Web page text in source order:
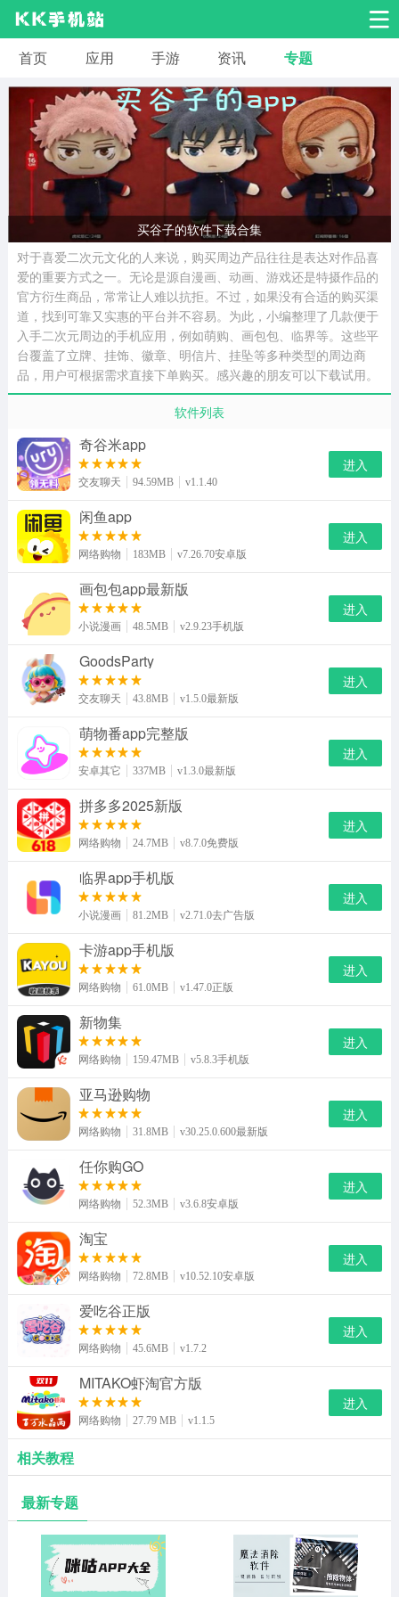
安卓应用 安卓游戏
系统工具 交友聊天 影音播放
小说漫画 学习教育 效率办公
拍摄美化 生活服务 浏览下载
运动健身 地图导航 网络购物
金融理财 新闻资讯 游戏辅助
安卓其它
首页 应用 手游 资讯 专题
买谷子的软件下载合集
对于喜爱二次元文化的人来说，购买周边产品往往是表达对作品喜
爱的重要方式之一。无论是源自漫画、动画、游戏还是特摄作品的
官方衍生商品，常常让人难以抗拒。不过，如果没有合适的购买渠
道，找到可靠又实惠的平台并不容易。为此，小编整理了几款便于
入手二次元周边的手机应用，例如萌购、画包包、临界等。这些平
台覆盖了立牌、挂饰、徽章、明信片、挂坠等多种类型的周边商
品，用户可根据需求直接下单购买。感兴趣的朋友可以下载试用。
软件列表
奇谷米app
交友聊天 94.59MB v1.1.40
进入
闲鱼app
网络购物 183MB v7.26.70安卓版
进入
画包包app最新版
小说漫画 48.5MB v2.9.23手机版
进入
GoodsParty
交友聊天 43.8MB v1.5.0最新版
进入
萌物番app完整版
安卓其它 337MB v1.3.0最新版
进入
拼多多2025新版
网络购物 24.7MB v8.7.0免费版
进入
临界app手机版
小说漫画 81.2MB v2.71.0去广告版
进入
卡游app手机版
网络购物 61.0MB v1.47.0正版
进入
新物集
网络购物 159.47MB v5.8.3手机版
进入
亚马逊购物
网络购物 31.8MB v30.25.0.600最新版
进入
任你购GO
网络购物 52.3MB v3.6.8安卓版
进入
淘宝
网络购物 72.8MB v10.52.10安卓版
进入
爱吃谷正版
网络购物 45.6MB v1.7.2
进入
MITAKO虾淘官方版
网络购物 27.79 MB v1.1.5
进入
相关教程
最新专题